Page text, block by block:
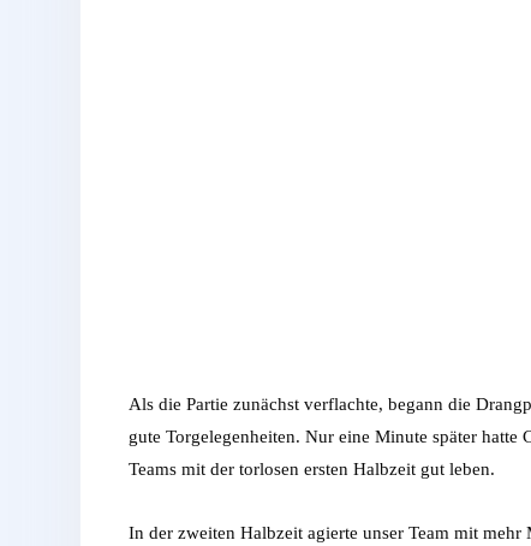
Als die Partie zunächst verflachte, begann die
gute Torgelegenheiten. Nur eine Minute später
Teams mit der torlosen ersten Halbzeit gut leben.
In der zweiten Halbzeit agierte unser Team mit